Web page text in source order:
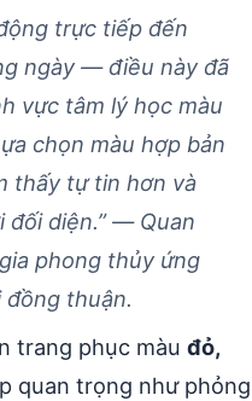
trực tiếp đến
ngày — điều này đã
vực tâm lý học màu
chọn màu hợp bản
thấy tự tin hơn và
diện.” — Quan
phong thủy ứng
thuận.
trang phục màu đỏ,
quan trọng như phỏng